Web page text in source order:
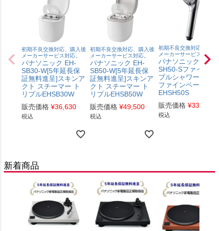
初期不良交換対応、購入後
メーカーサービス対応。
パナソニック EH-
SB30-W[5年延長保
証無料進呈]スキンア
クト スチーマー ト
リプルEHSB30W
販売価格 ¥36,630
税込
初期不良交換対応、購入後
メーカーサービス対応。
パナソニック EH-
SB50-W[5年延長保
証無料進呈]スキンア
クト スチーマー ト
リプルEHSB50W
販売価格 ¥49,500
税込
初期不良交換対応、購入
メーカーサービス対応。
パナソニック EH-
SH50-Sファインバ
ブルシャワーヘッ
ファインベール
EHSH50S
販売価格 ¥33,660
税込
新着商品